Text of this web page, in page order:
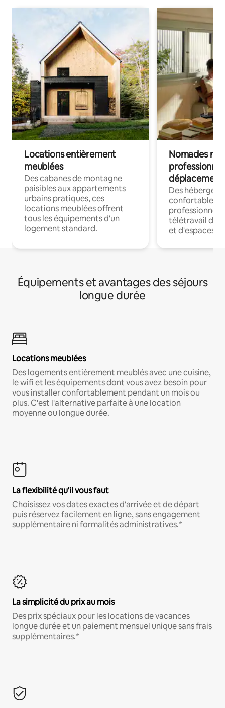
Locations entièrement
meublées
Des cabanes de montagne
paisibles aux appartements
urbains pratiques, ces
locations meublées offrent
tous les équipements d'un
logement standard.
Nomades
déplacement
Des
confortables
professionnels
télétravail
et d'espaces
Équipements et avantages des séjours
longue durée
Locations meublées
Des logements entièrement meublés avec une cuisine,
le wifi et les équipements dont vous avez besoin pour
vous installer confortablement pendant un mois ou
plus. C'est l'alternative parfaite à une location
moyenne ou longue durée.
La flexibilité qu'il vous faut
Choisissez vos dates exactes d'arrivée et de départ
puis réservez facilement en ligne, sans engagement
supplémentaire ni formalités administratives.*
La simplicité du prix au mois
Des prix spéciaux pour les locations de vacances
longue durée et un paiement mensuel unique sans frais
supplémentaires.*